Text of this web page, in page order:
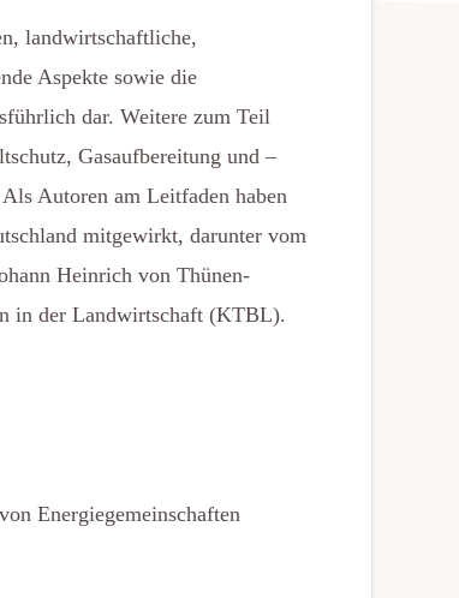
landwirtschaftliche,
Aspekte sowie die
dar. Weitere zum Teil
Gasaufbereitung und –
Autoren am Leitfaden haben
mitgewirkt, darunter vom
Heinrich von Thünen-
in der Landwirtschaft (KTBL).
Energiegemeinschaften